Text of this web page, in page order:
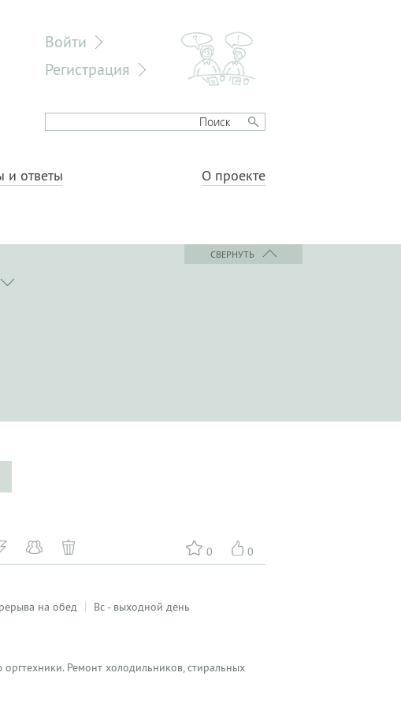
Войти
Регистрация
и ответы О проекте
СВЕРНУТЬ
0 0
на обед
Вс - выходной день
Ремонт холодильников, стиральных